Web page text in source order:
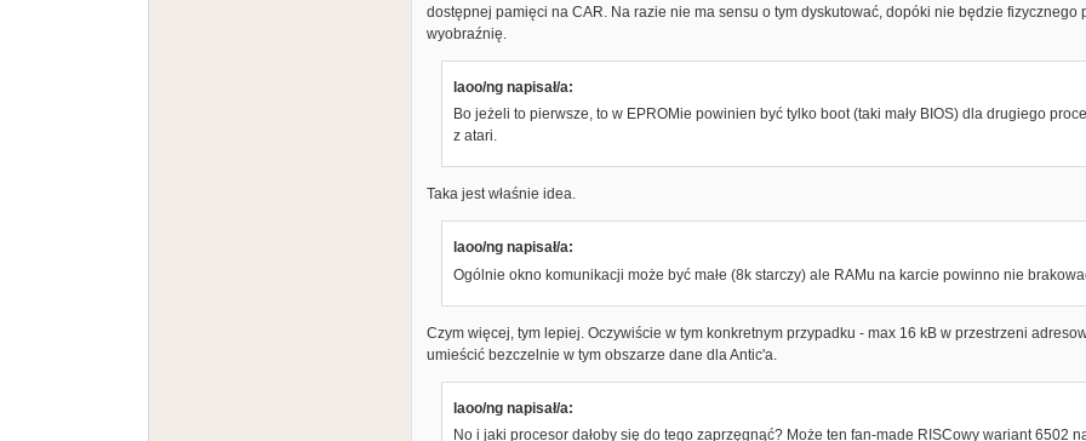
dostępnej pamięci na CAR. Na razie nie ma sensu o tym dyskutować, dopóki nie będzie fizycznego
wyobraźnię.
laoo/ng napisał/a:
Bo jeżeli to pierwsze, to w EPROMie powinien być tylko boot (taki mały BIOS) dla drugiego
z atari.
Taka jest właśnie idea.
laoo/ng napisał/a:
Ogólnie okno komunikacji może być małe (8k starczy) ale RAMu na karcie powinno nie
Czym więcej, tym lepiej. Oczywiście w tym konkretnym przypadku - max 16 kB w przestrzeni
umieścić bezczelnie w tym obszarze dane dla Antic'a.
laoo/ng napisał/a:
No i jaki procesor dałoby się do tego zaprzęgnąć? Może ten fan-made RISCowy wariant 6502